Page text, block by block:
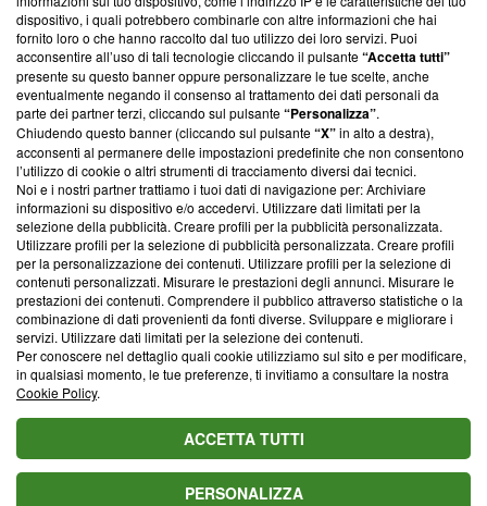
‘Trust Project - News with Integrity’Blasting News non è
ancora membro del programma, ma ha richiesto di farne
parte; Trust Project non ha ancora effettuato una verifica di
conformità agli standard.
Su di noi
Team editoriale
Corporate
Redazione
Informativa Privacy
Cookie Policy
Blasting SA, IDI CHE-247.845.224, Via Carlo Frasca, 3 - 6900
Lugano (Svizzera) Tel:+39 0690258937
© 2026 Blasting News
dispositivo, i quali potrebbero combinarle con altre informazioni che hai
fornito loro o che hanno raccolto dal tuo utilizzo dei loro servizi. Puoi
acconsentire all’uso di tali tecnologie cliccando il pulsante“Accetta tutti”
presente su questo banner oppure personalizzare le tue scelte, anche
eventualmente negando il consenso al trattamento dei dati personali da
parte dei partner terzi, cliccando sul pulsante“Personalizza”.
Chiudendo questo banner (cliccando sul pulsante“X”in alto a destra),
acconsenti al permanere delle impostazioni predefinite che non consentono
l’utilizzo di cookie o altri strumenti di tracciamento diversi dai tecnici.
Noi e i nostri partner trattiamo i tuoi dati di navigazione per: Archiviare
informazioni su dispositivo e/o accedervi. Utilizzare dati limitati per la
selezione della pubblicità. Creare profili per la pubblicità personalizzata.
Utilizzare profili per la selezione di pubblicità personalizzata. Creare profili
per la personalizzazione dei contenuti. Utilizzare profili per la selezione di
contenuti personalizzati. Misurare le prestazioni degli annunci. Misurare le
prestazioni dei contenuti. Comprendere il pubblico attraverso statistiche o la
combinazione di dati provenienti da fonti diverse. Sviluppare e migliorare i
servizi. Utilizzare dati limitati per la selezione dei contenuti.
Per conoscere nel dettaglio quali cookie utilizziamo sul sito e per modificare,
in qualsiasi momento, le tue preferenze, ti invitiamo a consultare la nostra
Cookie Policy.
ACCETTA TUTTI
PERSONALIZZA